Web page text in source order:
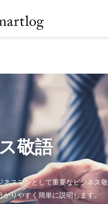
敬語
スマンとして重要なビジネス
りやすく簡単に説明します。